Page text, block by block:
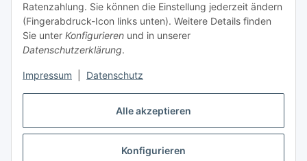
Alle akzeptieren
Konfigurieren
Ratenzahlung. Sie können die Einstellung jederzeit ändern
(Fingerabdruck-Icon links unten). Weitere Details finden
Sie unter Konfigurieren und in unserer
Datenschutzerklärung.
Impressum Datenschutz
Informationen
Gesetzliche Informationen
Vertrag widerrufen